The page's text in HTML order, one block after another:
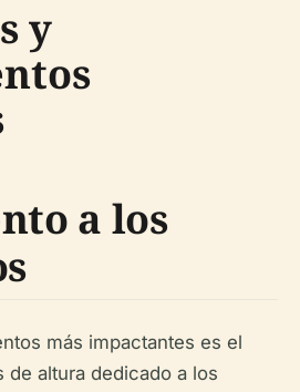
y
a los
más impactantes es el
de altura dedicado a los